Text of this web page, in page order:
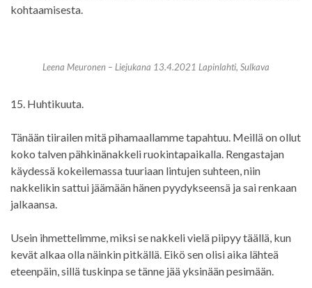
kohtaamisesta.
Leena Meuronen – Liejukana 13.4.2021 Lapinlahti, Sulkava
15. Huhtikuuta.
Tänään tiirailen mitä pihamaallamme tapahtuu. Meillä on ollut
koko talven pähkinänakkeli ruokintapaikalla. Rengastajan
käydessä kokeilemassa tuuriaan lintujen suhteen, niin
nakkelikin sattui jäämään hänen pyydykseensä ja sai renkaan
jalkaansa.
Usein ihmettelimme, miksi se nakkeli vielä piipyy täällä, kun
kevät alkaa olla näinkin pitkällä. Eikö sen olisi aika lähteä
eteenpäin, sillä tuskinpa se tänne jää yksinään pesimään.